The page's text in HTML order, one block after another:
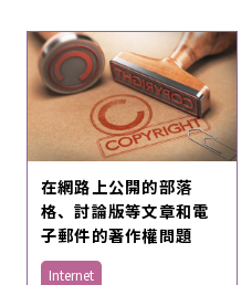
在網路上公開的部落
格、討論版等文章和電
子郵件的著作權問題
Internet